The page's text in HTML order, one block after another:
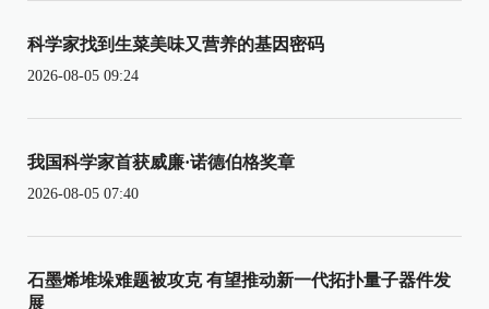
科学家找到生菜美味又营养的基因密码
2026-08-05 09:24
我国科学家首获威廉·诺德伯格奖章
2026-08-05 07:40
石墨烯堆垛难题被攻克 有望推动新一代拓扑量子器件发
展